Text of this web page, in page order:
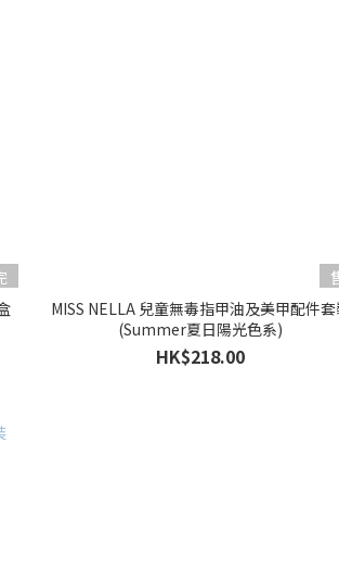
MISS NELLA 兒童無毒指甲油及美甲配件
(Summer夏日陽光色系)
HK$218.00